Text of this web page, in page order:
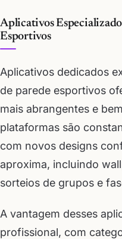
Aplicativos
Esportivos
Aplicativos dedicados
de parede esportivos
mais abrangentes e
plataformas são
com novos designs
aproxima, incluindo
sorteios de grupos e
A vantagem desses
profissional, com